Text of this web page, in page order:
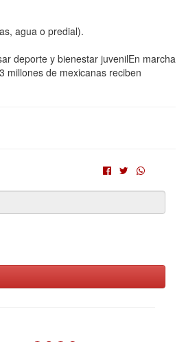
agua o predial).
deporte y bienestar juvenilEn marcha
millones de mexicanas reciben